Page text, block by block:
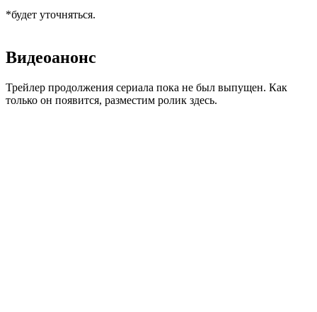
*будет уточняться.
Видеоанонс
Трейлер продолжения сериала пока не был выпущен. Как
только он появится, разместим ролик здесь.